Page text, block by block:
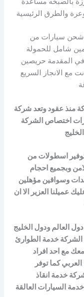
والطرق الرئيسية
شحن سيارات من
شامل للحمولة
في المقدمة حريصين
مع الانجاز السريع
منذ عقود وتعد شركة
اختصاص الشركة
اسطولات من
وبجميع احجام
وسواقين مؤهلين
عميلنا العزير الا ان
العالم ودول الخليج
خدمة الطوارئ
مع احد افراد
كما توفر
خدمة انقاذ
السيارات العالقة